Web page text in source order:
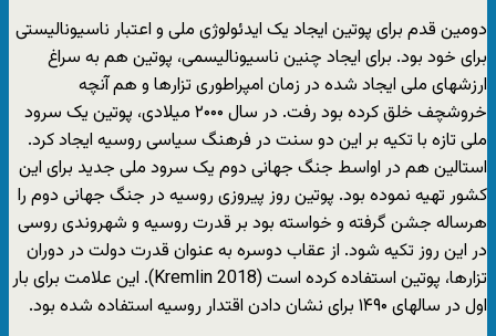
دومین قدم برای پوتین ایجاد یک ایدئولوژی ملی و اعتبار ناسیونالیستی
برای خود بود. برای ایجاد چنین ناسیونالیسمی، پوتین هم به سراغ
ارزشهای ملی ایجاد شده در زمان امپراطوری تزارها و هم آنچه
خروشچف خلق کرده بود رفت. در سال ۲۰۰۰ میلادی، پوتین یک سرود
ملی تازه با تکیه بر این دو سنت در فرهنگ سیاسی روسیه ایجاد کرد.
استالین هم در اواسط جنگ جهانی دوم یک سرود ملی جدید برای این
کشور تهیه نموده بود. پوتین روز پیروزی روسیه در جنگ جهانی دوم را
هرساله جشن گرفته و خواسته بود بر قدرت روسیه و شهروندی روسی
در این روز تکیه شود. از عقاب دوسره به عنوان قدرت دولت در دوران
تزارها، پوتین استفاده کرده است (Kremlin 2018). این علامت برای بار
اول در سالهای ۱۴۹۰ برای نشان دادن اقتدار روسیه استفاده شده بود.